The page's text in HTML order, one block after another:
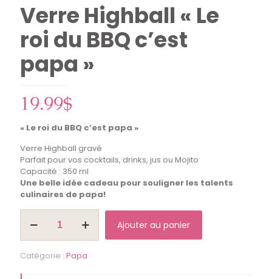
Verre Highball « Le
roi du BBQ c’est
papa »
19.99$
« Le roi du BBQ c’est papa »
Verre Highball gravé
Parfait pour vos cocktails, drinks, jus ou Mojito
Capacité : 350 ml
Une belle idée cadeau pour souligner les talents
culinaires de papa!
Verre
"Le
roi
Ajouter au panier
Catégorie : Papa